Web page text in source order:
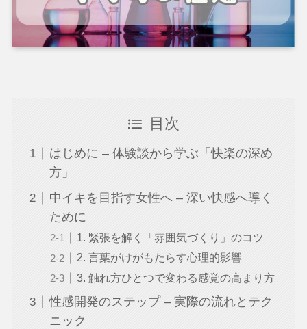
目次
はじめに – 体験談から学ぶ「快楽の深め
方」
中イキを目指す女性へ – 深い快感へ導く
ために
1. 緊張を解く「雰囲気づくり」のコツ
2. 言葉がけがもたらす心理的影響
3. 触れ方ひとつで変わる感覚の高まり方
性感開発のステップ – 実際の流れとテク
ニック